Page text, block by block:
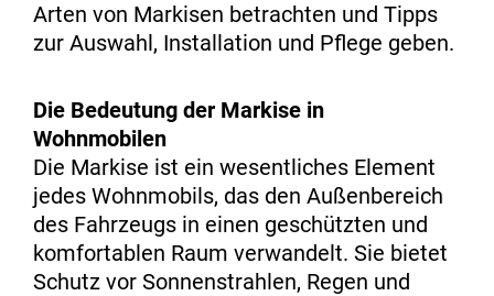
Arten von Markisen betrachten und Tipps
zur Auswahl, Installation und Pflege geben.
Die Bedeutung der Markise in
Wohnmobilen
Die Markise ist ein wesentliches Element
jedes Wohnmobils, das den Außenbereich
des Fahrzeugs in einen geschützten und
komfortablen Raum verwandelt. Sie bietet
Schutz vor Sonnenstrahlen, Regen und